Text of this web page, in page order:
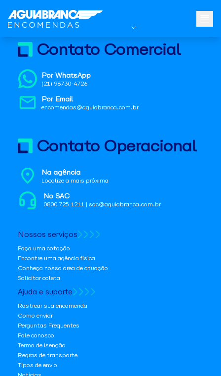
Contato Comercial
Por WhatsApp
(21) 96730-4726
Por Email
encomendas@aguiabranca.com.br
Contato Operacional
Na agência
Localize a mais próxima
No SAC
0800 725 1211 | sac@aguiabranca.com.br
Nossos serviços
Faça uma cotação
Encontre uma agência física
Conheça nossa área de atuação
Solicitar coleta
Ajuda e suporte
Rastrear sua encomenda
Como enviar
Perguntas Frequentes
Fale conosco
Termo de isenção
Regras de transporte
Tipos de envio